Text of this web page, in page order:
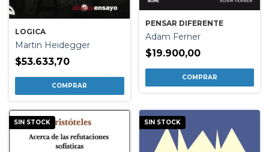
LOGICA
Martin Heidegger
$53.633,70
PENSAR DIFERENTE
Adam Ferner
$19.900,00
SIN STOCK SIN STOCK